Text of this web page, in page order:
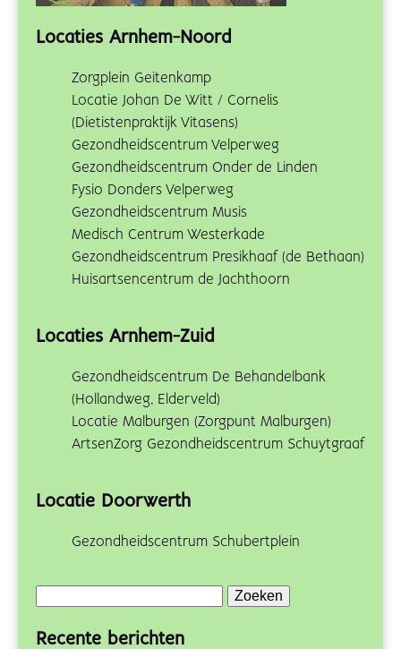
Locaties Arnhem-Noord
Zorgplein Geitenkamp
Locatie Johan De Witt / Cornelis
(Dietistenpraktijk Vitasens)
Gezondheidscentrum Velperweg
Gezondheidscentrum Onder de Linden
Fysio Donders Velperweg
Gezondheidscentrum Musis
Medisch Centrum Westerkade
Gezondheidscentrum Presikhaaf (de Bethaan)
Huisartsencentrum de Jachthoorn
Locaties Arnhem-Zuid
Gezondheidscentrum De Behandelbank
(Hollandweg, Elderveld)
Locatie Malburgen (Zorgpunt Malburgen)
ArtsenZorg Gezondheidscentrum Schuytgraaf
Locatie Doorwerth
Gezondheidscentrum Schubertplein
Recente berichten